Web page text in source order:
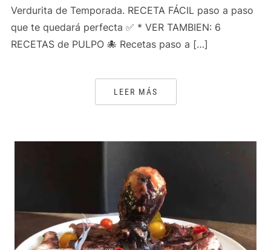
Verdurita de Temporada. RECETA FÁCIL paso a paso
que te quedará perfecta ✅ * VER TAMBIEN: 6
RECETAS de PULPO 🐙 Recetas paso a […]
LEER MÁS